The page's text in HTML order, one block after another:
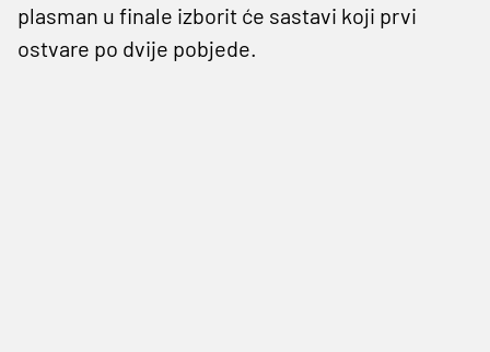
plasman u finale izborit će sastavi koji prvi
ostvare po dvije pobjede.